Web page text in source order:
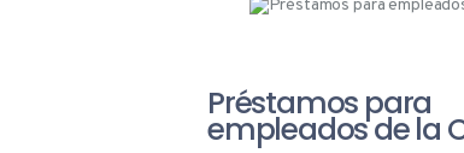
Préstamos para
empleados de la